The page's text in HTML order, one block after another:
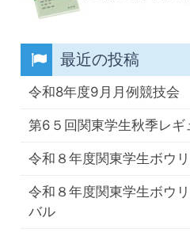
最近の投稿
令和8年度9月月例競技会
第6５回関東学生秋季レギ
令和８年度関東学生ボウ
令和８年度関東学生ボウ
バル